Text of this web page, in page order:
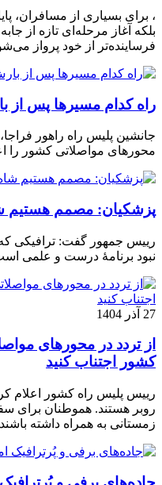
، برای بسیاری از مسافران،
بلکه آغاز مرحله‌ای تازه از
فرساینده‌تر از خود پرواز
راه کدام مسیرها پس
جانشین پلیس راه راهور
محورهای مواصلاتی کشور را
پزشکیان: مصمم هستیم
رییس جمهور گفت: ترافیکی که
نبود برنامۀ درست و علمی
27 آذر 1404
از تردد در محورهای
کشور اجتناب کنید
روبر هستند. هموطنان برای
زمستانی به همراه داشته